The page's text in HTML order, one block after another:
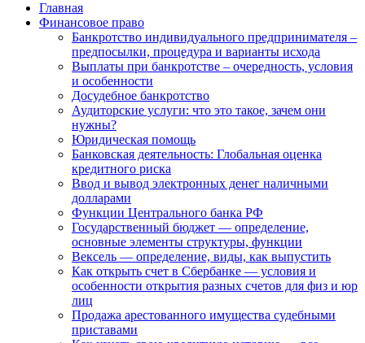
Главная
Финансовое право
Банкротство индивидуального предпринимателя –
предпосылки, процедура и варианты исхода
Выплаты при банкротстве – очередность, условия
и особенности
Досудебное банкротство
Аудиторские услуги: что это такое, зачем они
нужны?
Юридическая помощь
Банковская деятельность: Глобальная оценка
кредитного риска
Ввод и вывод электронных денег наличными
долларами
Функции Центрального банка РФ
Государственный бюджет — определение,
основные элементы структуры, функции
Вексель — определение, виды, как выпустить
Как открыть счет в Сбербанке — условия и
особенности открытия разных счетов для физ и юр
лиц
Продажа арестованного имущества судебными
приставами